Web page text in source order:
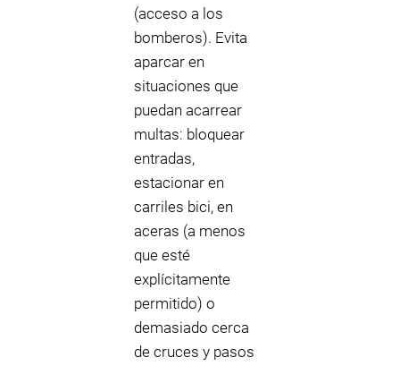
(acceso a los
bomberos). Evita
aparcar en
situaciones que
puedan acarrear
multas: bloquear
entradas,
estacionar en
carriles bici, en
aceras (a menos
que esté
explícitamente
permitido) o
demasiado cerca
de cruces y pasos